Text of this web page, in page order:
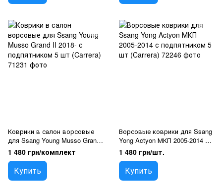
Коврики в салон ворсовые
для Ssang Young Musso Grand
II 2018- с подпятником 5 шт
(Carrera)
1 480 грн/комплект
Купить
Ворсовые коврики для Ssang
Yong Actyon МКП 2005-2014 с
подпятником 5 шт (Carrera)
1 480 грн/шт.
Купить